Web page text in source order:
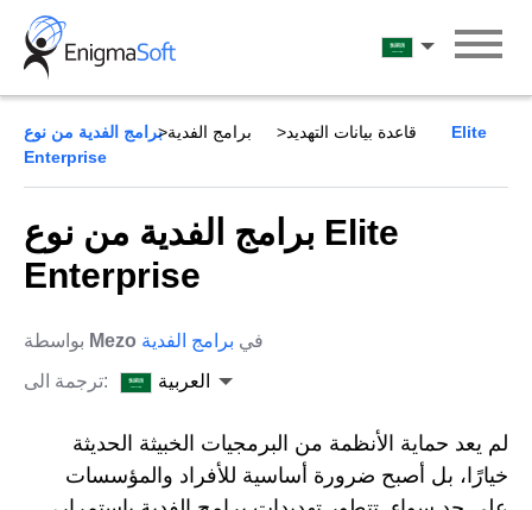
Skip
content
العربية
قاعدة بيانات التهديد برامج الفدية برامج الفدية من نوع Elite
Enterprise
برامج الفدية من نوع Elite
Enterprise
Mezo في برامج الفدية
ترجمة الى:
العربية
لم يعد حماية الأنظمة من البرمجيات الخبيثة الحديثة
خيارًا، بل أصبح ضرورة أساسية للأفراد والمؤسسات